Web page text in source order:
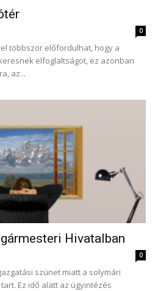
0
többször előfordulhat, hogy a
elfoglaltságot, ez azonban
az...
Hivatalban
0
szünet miatt a solymári
Ez idő alatt az ügyintézés